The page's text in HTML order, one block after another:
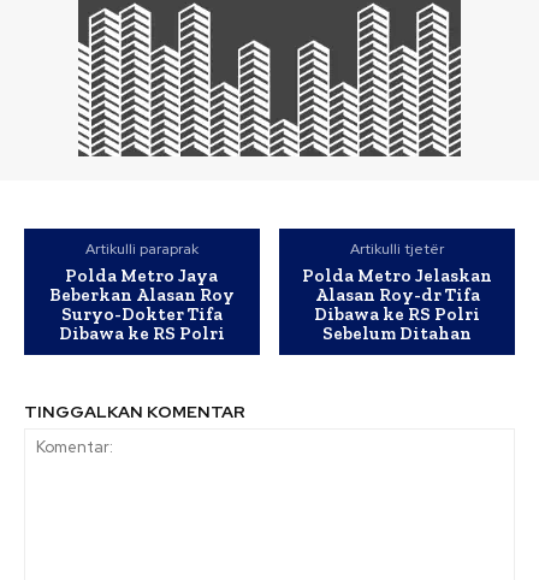
Artikulli paraprak
Polda Metro Jaya
Beberkan Alasan Roy
Suryo-Dokter Tifa
Dibawa ke RS Polri
Artikulli tjetër
Polda Metro Jelaskan
Alasan Roy-dr Tifa
Dibawa ke RS Polri
Sebelum Ditahan
TINGGALKAN KOMENTAR